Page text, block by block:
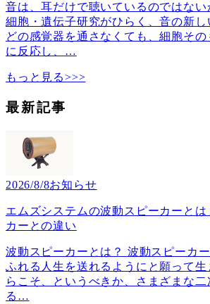
音は、耳だけで聴いているのではな
細胞・遺伝子研究がひらく、音の新し
どの感覚器を通さなくても、細胞そ
に反応し、 …
もっと見る>>>
最新記事
2026/8/8お知らせ
エムズシステムの波動スピーカーと
カーとの違い
波動スピーカーとは？ 波動スピーカ
ふれる人生を送れるようにと願って
らこそ、というべきか、さまざまな二
る …